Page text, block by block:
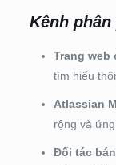
Kênh
Trang web
tìm hiểu
Atlassian
rộng và
Đối tác